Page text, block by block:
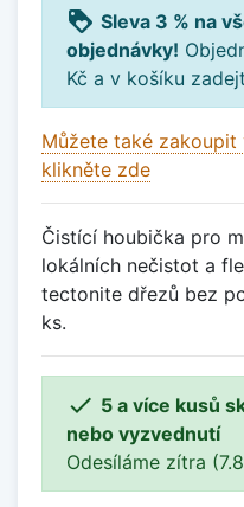
loyalty Sleva 3 % na
objednávky!
Kč a v košíku
Můžete také
klikněte zde
Čistící houbička pro
lokálních nečistot a
tectonite dřezů bez
ks.
 5 a více kusů
nebo vyzvednutí
Odesíláme zítra